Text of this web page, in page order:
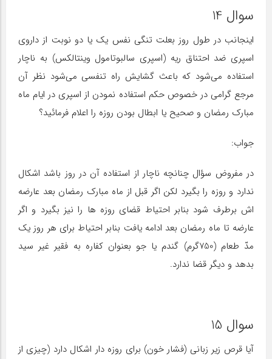
سوال 14
اینجانب در طول روز بعلت تنگی نفس یک یا دو نوبت از داروی
اسپری ضد احتناق ریه (اسپری سالبوتامول وینتالکس) به ناچار
استفاده می‌شود که باعث گشایش راه تنفسی می‌شود نظر آن
مرجع گرامی در خصوص حکم استفاده نمودن از اسپری در ایام ماه
مبارک رمضان و صحیح یا ابطال بودن روزه را اعلام فرمائید؟
جواب:
در مفروض سؤال چنانچه ناچار از استفاده آن در روز باشد اشکال
ندارد و روزه را بگیرد لکن اگر قبل از ماه مبارک رمضان بعد عارضه
اش برطرف شود بنابر احتیاط قضای روزه ها را نیز بگیرد و اگر
عارضه تا ماه رمضان بعد ادامه یافت بنابر احتیاط برای هر روز یک
مدّ طعام (750گرم) گندم یا جو بعنوان کفاره به فقیر غیر سید
بدهد و دیگر قضا ندارد.
سوال 15
آیا قرص زیر زبانی (فشار خون) برای روزه دار اشکال دارد (چیزی از